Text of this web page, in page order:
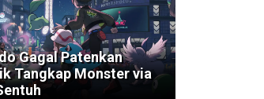
Gagal Patenkan
Tangkap Monster via